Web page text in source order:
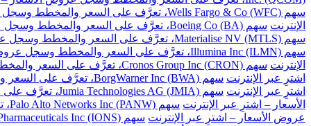
سهم Wells Fargo & Co (WFC)، تعرَّف على السعر والمخطط وسجل عروض الأسعار – اشترِ عبر الإنترنت
الإنترنت سهم Boeing Co (BA)، تعرَّف على السعر والمخطط وسجل عروض الأسعار – اشترِ عبر الإنترنت
سهم Materialise NV (MTLS)، تعرَّف على السعر والمخطط وسجل عروض الأسعار – اشترِ عبر الإنترنت
سهم Illumina Inc (ILMN)، تعرَّف على السعر والمخطط وسجل عروض الأسعار – اشترِ عبر الإنترنت
الإنترنت سهم Cronos Group Inc (CRON)، تعرَّف على السعر والمخطط وسجل عروض الأسعار – اشترِ عبر الإنترنت
اشترِ عبر الإنترنت سهم BorgWarner Inc (BWA)، تعرَّف على السعر والمخطط وسجل عروض الأسعار – اشترِ عبر الإنترنت
اشترِ عبر الإنترنت سهم Jumia Technologies AG (JMIA)، تعرَّف على السعر والمخطط وسجل عروض الأسعار – اشترِ عبر الإنترنت
الأسعار – اشترِ عبر الإنترنت سهم Palo Alto Networks Inc (PANW)، تعرَّف على السعر والمخطط وسجل عروض الأسعار – اشترِ عبر الإنترنت
عروض الأسعار – اشترِ عبر الإنترنت سهم Ionis Pharmaceuticals Inc (IONS)، تعرَّف على السعر والمخطط وسجل عروض الأسعار – اشترِ عبر الإنترنت